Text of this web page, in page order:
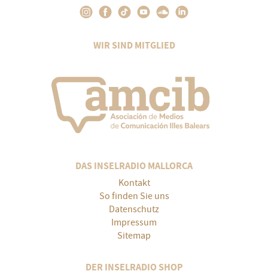
WIR SIND MITGLIED
DAS INSELRADIO MALLORCA
Kontakt
So finden Sie uns
Datenschutz
Impressum
Sitemap
DER INSELRADIO SHOP